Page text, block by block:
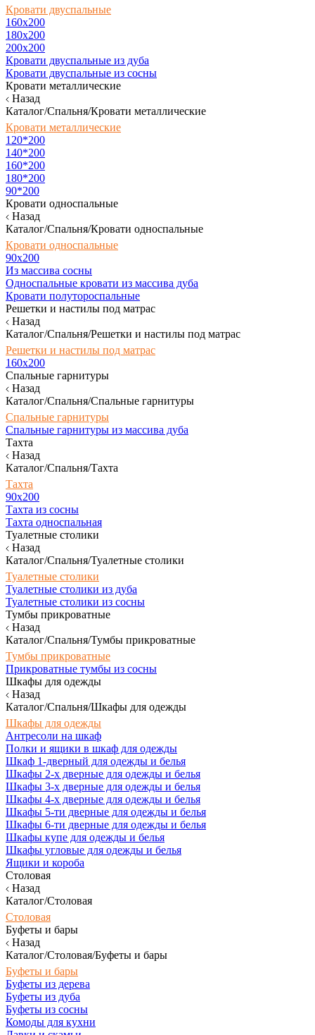
Кровати двуспальные
160х200
180x200
200x200
Кровати двуспальные из дуба
Кровати двуспальные из сосны
Кровати металлические
Назад
Каталог/Спальня/Кровати металлические
Кровати металлические
120*200
140*200
160*200
180*200
90*200
Кровати односпальные
Назад
Каталог/Спальня/Кровати односпальные
Кровати односпальные
90х200
Из массива сосны
Односпальные кровати из массива дуба
Кровати полутороспальные
Решетки и настилы под матрас
Назад
Каталог/Спальня/Решетки и настилы под матрас
Решетки и настилы под матрас
160х200
Спальные гарнитуры
Назад
Каталог/Спальня/Спальные гарнитуры
Спальные гарнитуры
Спальные гарнитуры из массива дуба
Тахта
Назад
Каталог/Спальня/Тахта
Тахта
90х200
Тахта из сосны
Тахта односпальная
Туалетные столики
Назад
Каталог/Спальня/Туалетные столики
Туалетные столики
Туалетные столики из дуба
Туалетные столики из сосны
Тумбы прикроватные
Назад
Каталог/Спальня/Тумбы прикроватные
Тумбы прикроватные
Прикроватные тумбы из сосны
Шкафы для одежды
Назад
Каталог/Спальня/Шкафы для одежды
Шкафы для одежды
Антресоли на шкаф
Полки и ящики в шкаф для одежды
Шкаф 1-дверный для одежды и белья
Шкафы 2-х дверные для одежды и белья
Шкафы 3-х дверные для одежды и белья
Шкафы 4-х дверные для одежды и белья
Шкафы 5-ти дверные для одежды и белья
Шкафы 6-ти дверные для одежды и белья
Шкафы купе для одежды и белья
Шкафы угловые для одежды и белья
Ящики и короба
Столовая
Назад
Каталог/Столовая
Столовая
Буфеты и бары
Назад
Каталог/Столовая/Буфеты и бары
Буфеты и бары
Буфеты из дерева
Буфеты из дуба
Буфеты из сосны
Комоды для кухни